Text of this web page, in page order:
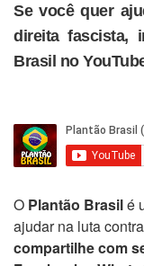
Se você quer
direita fascista,
Brasil no
O Plantão Brasilé
ajudar na luta
compartilhe com